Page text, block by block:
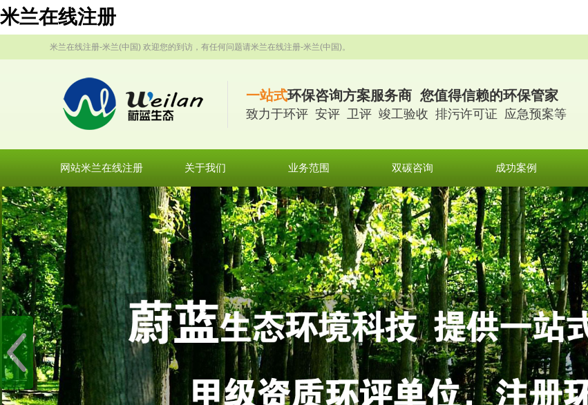
米兰在线注册
米兰在线注册-米兰(中国) 欢迎您的到访，有任何问题请米兰在线注册-米兰(中国)。
一站式环保咨询方案服务商 您值得信赖的环保管家
致力于环评 安评 卫评 竣工验收 排污许可证 应急预案等
网站米兰在线注册 关于我们 业务范围 双碳咨询 成功案例